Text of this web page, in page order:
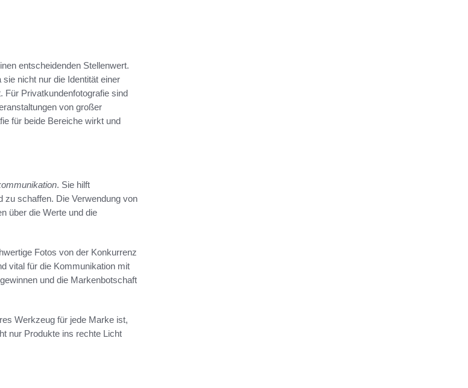
entscheidenden Stellenwert.
nicht nur die Identität einer
Für Privatkundenfotografie sind
von großer
für beide Bereiche wirkt und
. Sie hilft
zu schaffen. Die Verwendung von
über die Werte und die
Fotos von der Konkurrenz
vital für die Kommunikation mit
und die Markenbotschaft
Werkzeug für jede Marke ist,
nur Produkte ins rechte Licht